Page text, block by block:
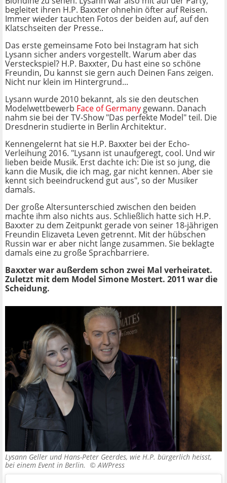
begleitet ihren H.P. Baxxter ohnehin öfter auf Reisen.
Immer wieder tauchten Fotos der beiden auf, auf den
Klatschseiten der Presse..
Das erste gemeinsame Foto bei Instagram hat sich
Lysann sicher anders vorgestellt. Warum aber das
Versteckspiel? H.P. Baxxter, Du hast eine so schöne
Freundin, Du kannst sie gern auch Deinen Fans zeigen.
Nicht nur klein im Hintergrund...
Lysann wurde 2010 bekannt, als sie den deutschen
Modelwettbewerb Face of Germanygewann. Danach
nahm sie bei der TV-Show "Das perfekte Model" teil. Die
Dresdnerin studierte in Berlin Architektur.
Kennengelernt hat sie H.P. Baxxter bei der Echo-
Verleihung 2016. "Lysann ist unaufgeregt, cool. Und wir
lieben beide Musik. Erst dachte ich: Die ist so jung, die
kann die Musik, die ich mag, gar nicht kennen. Aber sie
kennt sich beeindruckend gut aus", so der Musiker
damals.
Der große Altersunterschied zwischen den beiden
machte ihm also nichts aus. Schließlich hatte sich H.P.
Baxxter zu dem Zeitpunkt gerade von seiner 18-jährigen
Freundin Elizaveta Leven getrennt. Mit der hübschen
Russin war er aber nicht lange zusammen. Sie beklagte
damals eine zu große Sprachbarriere.
Baxxter war außerdem schon zwei Mal verheiratet.
Zuletzt mit dem Model Simone Mostert. 2011 war die
Scheidung.
Lysann Geller und Hans-Peter Geerdes, wie H.P. bürgerlich heisst,
bei einem Event in Berlin. © AWPress